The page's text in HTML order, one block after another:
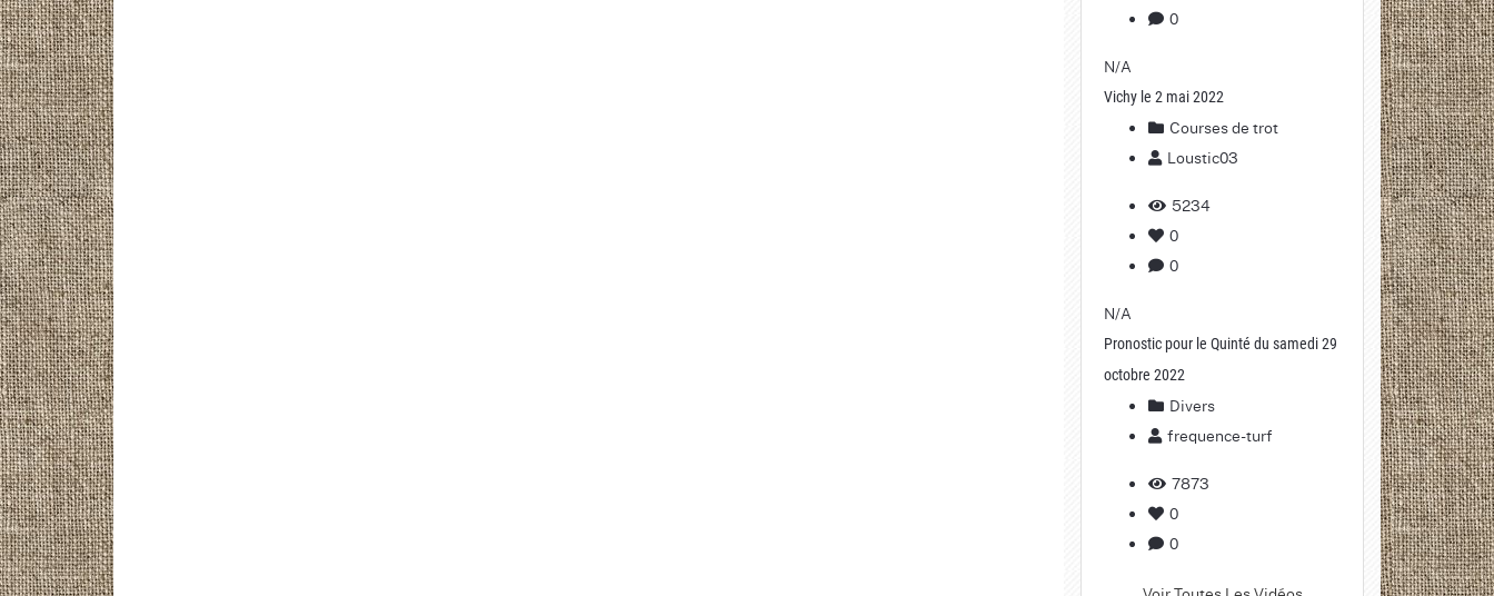
0
N/A
Vichy le 2 mai 2022
Courses de trot
Loustic03
5234
0
0
N/A
Pronostic pour le Quinté du samedi 29
octobre 2022
Divers
frequence-turf
7873
0
0